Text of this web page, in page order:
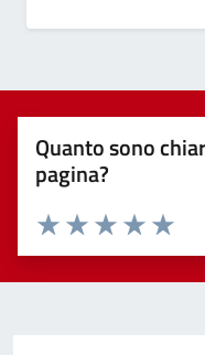
Quanto sono
pagina?
Valuta
Valuta 4
Valuta 3 stelle
Valuta 2 stelle su 5
Valuta 1 stelle su 5